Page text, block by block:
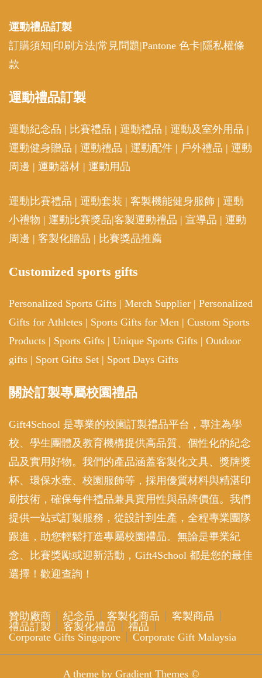
運動禮品訂製
訂購須知|印刷方法|常見問題|Pantone 色卡| 隱私權條
款
運動禮品訂製
運動紀念品 | 比賽禮品 | 運動禮品 | 運動及室外用品 |
運動健身贈品 | 運動禮品 | 運動配件 | 戶外禮品 | 運動
周邊 | 運動器材 | 運動用品
運動比賽禮品 | 運動套裝 | 客製機能健身服飾 | 運動
小禮物 | 運動比賽獎品|客製運動禮品 | 宣導品 | 運動
周邊 | 客製化贈品 | 比賽獎品推薦
Customized sports gifts
Personalized Sports Gifts | Merch Supplier | Personalized
Gifts for Athletes | Sports Gifts for Men | Custom Sports
Products | Sports Gifts | Unique Sports Gifts | Outdoor
gifts | Sport Gifts Set | Sport Days Gifts
關於訂製專屬校園禮品
Gift4School 是專業的校園訂製禮品平台，專注為學
校、學生團體及教育機構提供高品質、個性化的紀念
品及實用好物。我們的產品涵蓋客製化文具、獎牌獎
杯、環保水壺、校園服飾等，採用優質材料與精湛印
刷技術，確保每件禮品兼具實用性與品牌價值。我們
提供一站式訂製服務，從設計到生產，全程專業團隊
跟進，助您輕鬆打造專屬校園禮品。無論是畢業紀
念、比賽獎勵或迎新活動，Gift4School 都是您的最佳
選擇！歡迎查詢！
贊助廠商 紀念品 客製化商品
客製商品
禮品訂製
客製化禮品
禮品
Corporate Gifts Singapore
Corporate Gift Malaysia
A theme by Gradient Themes ©